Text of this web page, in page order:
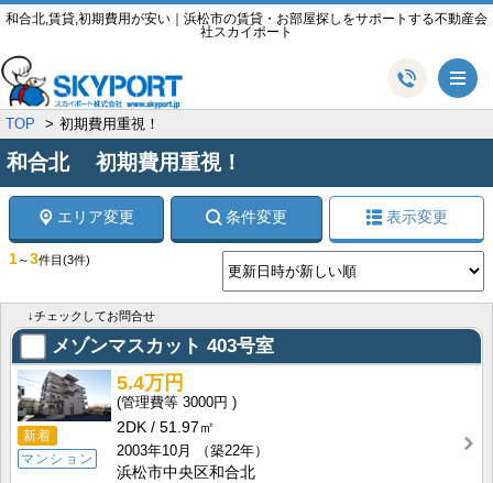
和合北,賃貸,初期費用が安い｜浜松市の賃貸・お部屋探しをサポートする不動産会
社スカイポート
TOP 初期費用重視！
和合北 初期費用重視！
エリア変更 条件変更 表示変更
1～3件目 (3件)
↓チェックしてお問合せ
メゾンマスカット 403号室
新着
マンション
5.4万円
3000円
2DK
51.97㎡
2003年10月
（築22年）
浜松市中央区和合北